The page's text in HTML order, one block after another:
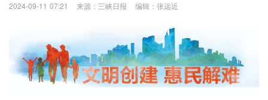
2024-09-11 07:21 来源：三峡日报 编辑：张远近